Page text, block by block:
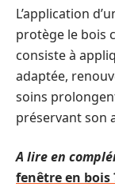
L’application
protège le bois
consiste à
adaptée,
soins
préservant son
A lire en
fenêtre en bois